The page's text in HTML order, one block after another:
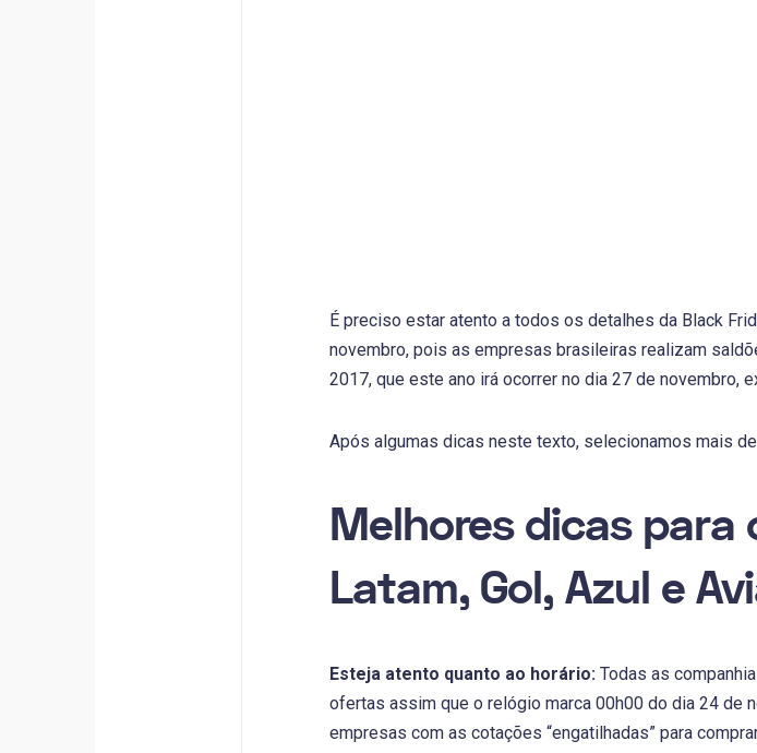
É preciso estar atento a todos os detalhes da Black
novembro, pois as empresas brasileiras realizam
2017, que este ano irá ocorrer no dia 27 de novembro,
Após algumas dicas neste texto, selecionamos mais
Melhores dicas
Latam, Gol, Azul e
Esteja atento quanto ao horário: Todas as
ofertas assim que o relógio marca 00h00 do dia 24 de
empresas com as cotações “engatilhadas” para